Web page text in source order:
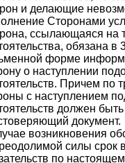
и делающие
Сторонами
ссылающаяся на
обязана в
форме
о наступлении
Причем по
с наступлением
должен
документ.
возникновения
силы срок
по